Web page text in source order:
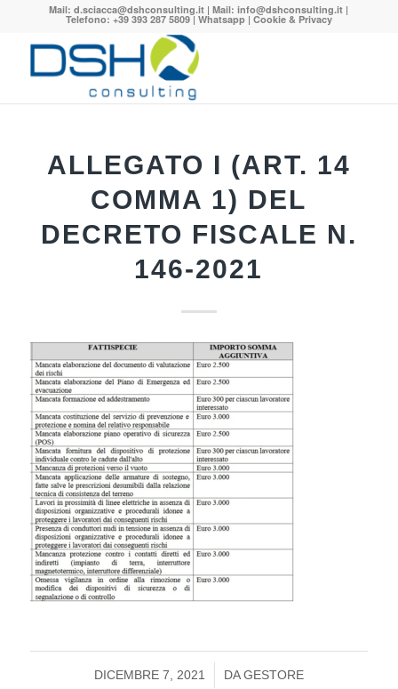
Mail:d.sciacca@dshconsulting.it | Mail:info@dshconsulting.it |
Telefono: +39 393 287 5809 | Whatsapp| Cookie & Privacy
ALLEGATO I (ART. 14
COMMA 1) DEL
DECRETO FISCALE N.
146-2021
DICEMBRE 7, 2021
/ DAGESTORE